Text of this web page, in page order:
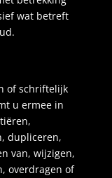
wat betreft
of schriftelijk
u ermee in
dupliceren,
van, wijzigen,
overdragen of